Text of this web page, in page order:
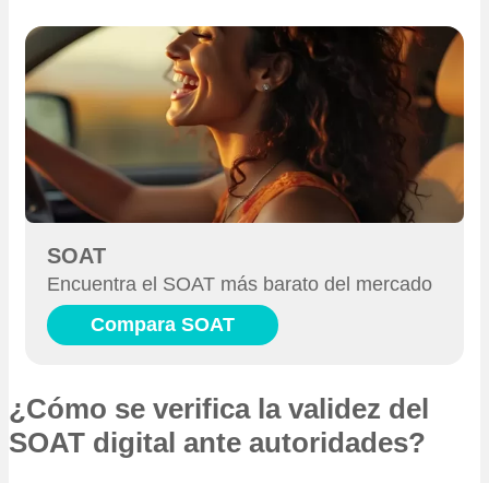
SOAT
Encuentra el SOAT más barato del mercado
Compara SOAT
¿Cómo se verifica la validez del
SOAT digital ante autoridades?